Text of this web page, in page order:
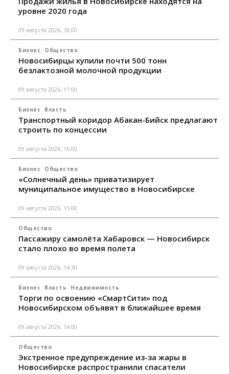
уровне 2020 года
09 августа 2026, 18:00
Бизнес Общество
Новосибирцы купили почти 500 тонн
безлактозной молочной продукции
09 августа 2026, 17:00
Бизнес Власть
Транспортный коридор Абакан-Бийск предлагают
строить по концессии
09 августа 2026, 16:00
Бизнес Общество
«Солнечный день» приватизирует
муниципальное имущество в Новосибирске
09 августа 2026, 15:00
Общество
Пассажиру самолёта Хабаровск — Новосибирск
стало плохо во время полета
09 августа 2026, 14:30
Бизнес Власть Недвижимость
Торги по освоению «СмартСити» под
Новосибирском объявят в ближайшее время
09 августа 2026, 14:00
Общество
Экстренное предупреждение из-за жары в
Новосибирске распространили спасатели